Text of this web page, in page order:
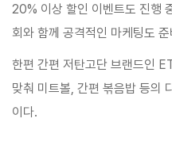
20% 이상 할인 이벤트도 진행
회와 함께 공격적인 마케팅도
한편 간편 저탄고단 브랜드인
맞춰 미트볼, 간편 볶음밥 등의
이다.